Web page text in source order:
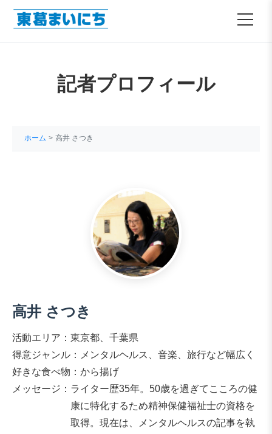
記者プロフィール
ホーム 高井 さつき
高井 さつき
活動エリア：東京都、千葉県
得意ジャンル：メンタルヘルス、音楽、旅行など幅広く
好きな食べ物：から揚げ
メッセージ： ライター歴35年。50歳を過ぎてこころの健
康に特化するため精神保健福祉士の資格を
取得。現在は、メンタルヘルスの記事を執